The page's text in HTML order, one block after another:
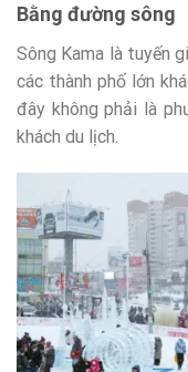
Bằng đường sông
Sông Kama là tuyến
các thành phố lớn
đây không phải là
khách du lịch.